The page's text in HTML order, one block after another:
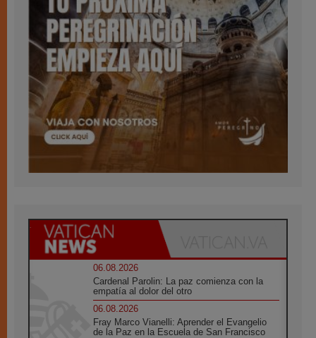
06.08.2026
Cardenal Parolin: La paz comienza con la
empatía al dolor del otro
06.08.2026
Fray Marco Vianelli: Aprender el Evangelio
de la Paz en la Escuela de San Francisco